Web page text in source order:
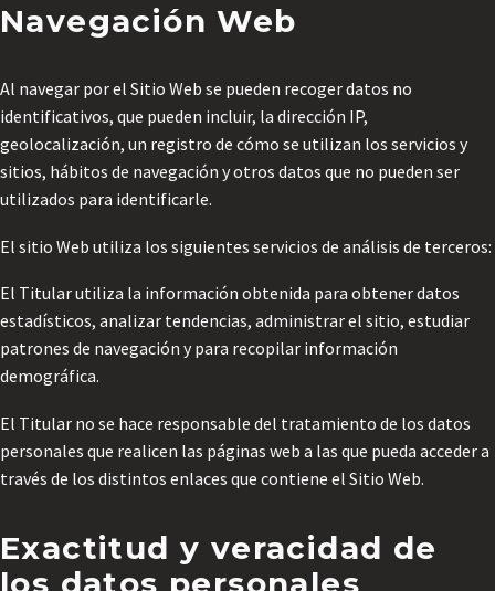
Navegación Web
Al navegar por el Sitio Web se pueden recoger datos no
identificativos, que pueden incluir, la dirección IP,
geolocalización, un registro de cómo se utilizan los servicios y
sitios, hábitos de navegación y otros datos que no pueden ser
utilizados para identificarle.
El sitio Web utiliza los siguientes servicios de análisis de terceros:
El Titular utiliza la información obtenida para obtener datos
estadísticos, analizar tendencias, administrar el sitio, estudiar
patrones de navegación y para recopilar información
demográfica.
El Titular no se hace responsable del tratamiento de los datos
personales que realicen las páginas web a las que pueda acceder a
través de los distintos enlaces que contiene el Sitio Web.
Exactitud y veracidad de
los datos personales